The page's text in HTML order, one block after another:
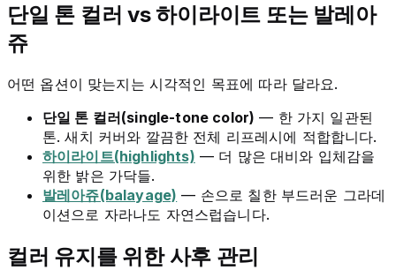
단일 톤 컬러 vs 하이라이트 또는 발레아
쥬
어떤 옵션이 맞는지는 시각적인 목표에 따라 달라요.
단일 톤 컬러(single-tone color) — 한 가지 일관된
톤. 새치 커버와 깔끔한 전체 리프레시에 적합합니다.
하이라이트(highlights) — 더 많은 대비와 입체감을
위한 밝은 가닥들.
발레아쥬(balayage) — 손으로 칠한 부드러운 그라데
이션으로 자라나도 자연스럽습니다.
컬러 유지를 위한 사후 관리